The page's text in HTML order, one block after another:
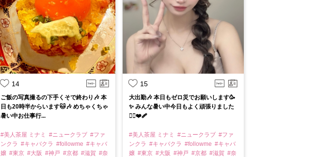
14
ご飯の写真撮るの下手くそで終わり🎶 本
日も20時半からいます🐱🎶 めちゃくちゃ
暑い中お仕事行...
#美人茶屋 ミナミ #ニュークラブ #ファ
ンクラ #キャバクラ #followme #キャバ
嬢 #東京 #大阪 #神戸 #京都 #滋賀 #奈
15
大出勤🎶 本日もゼロ災でお願いします🥳
✨ みんな暑い中今日もよく頑張りました
🙂‍↕️❤️‍🩹
#美人茶屋 ミナミ #ニュークラブ #ファ
ンクラ #キャバクラ #followme #キャバ
嬢 #東京 #大阪 #神戸 #京都 #滋賀 #奈